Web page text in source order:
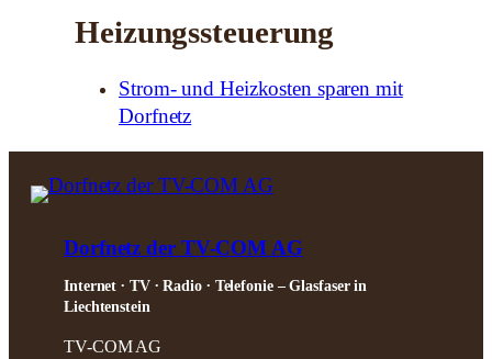
Heizungssteuerung
Strom- und Heizkosten sparen mit
Dorfnetz
Dorfnetz der TV-COM AG
Internet ∙ TV ∙ Radio ∙ Telefonie – Glasfaser in
Liechtenstein
TV-COM AG